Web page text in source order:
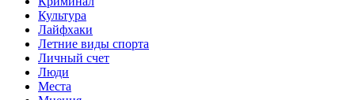
Культура
Лайфхаки
Летние виды спорта
Личный счет
Люди
Места